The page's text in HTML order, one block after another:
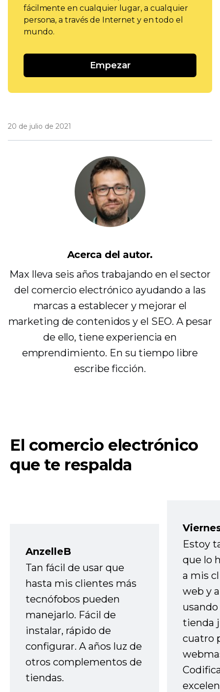
fácilmente en cualquier lugar, a cualquier
persona, a través de Internet y en todo el
mundo.
Empezar
20 de julio de 2021
Acerca del autor.
Max lleva seis años trabajando en el sector
del comercio electrónico ayudando a las
marcas a establecer y mejorar el
marketing de contenidos y el SEO. A pesar
de ello, tiene experiencia en
emprendimiento. En su tiempo libre
escribe ficción.
El comercio electrónico
que te respalda
AnzelleB
Tan fácil de usar que
hasta mis clientes más
tecnófobos pueden
manejarlo. Fácil de
instalar, rápido de
configurar. A años luz de
otros complementos de
tiendas.
Estoy
que lo
a mis
web y
tienda
cuatro